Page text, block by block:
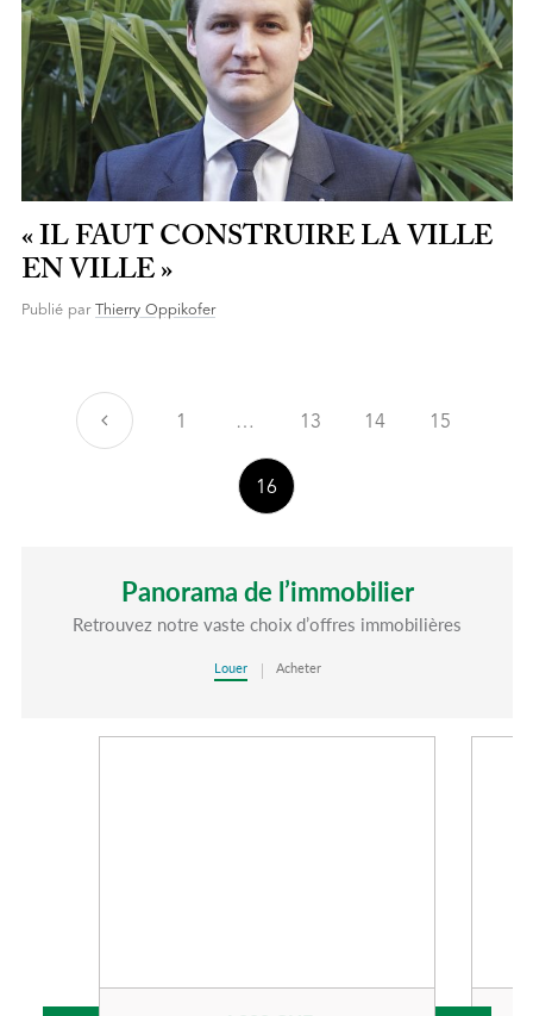
« IL FAUT CONSTRUIRE LA VILLE
EN VILLE »
Publié par Thierry Oppikofer
Précédent
1 … 13 14 15
16